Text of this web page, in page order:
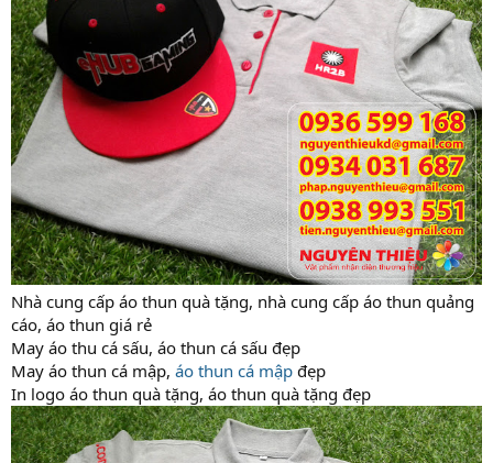
Nhà cung cấp áo thun quà tặng, nhà cung cấp áo thun quảng
cáo, áo thun giá rẻ
May áo thu cá sấu, áo thun cá sấu đẹp
May áo thun cá mập, áo thun cá mập đẹp
In logo áo thun quà tặng, áo thun quà tặng đẹp